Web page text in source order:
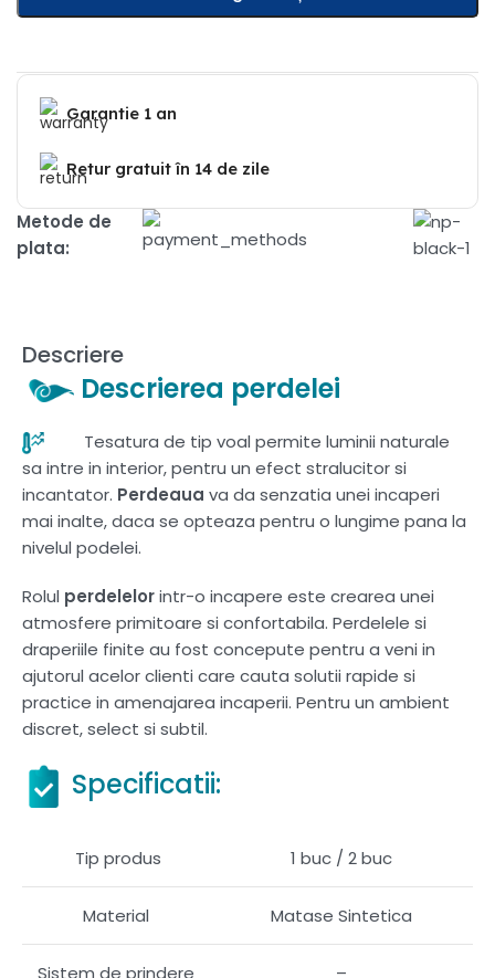
Garantie 1 an
Retur gratuit în 14 de zile
Metode de
plata:
Descriere
Descrierea perdelei
Tesatura de tip voal permite luminii naturale
sa intre in interior, pentru un efect stralucitor si
incantator. Perdeaua va da senzatia unei incaperi
mai inalte, daca se opteaza pentru o lungime pana la
nivelul podelei.
Rolul perdelelorintr-o incapere este crearea unei
atmosfere primitoare si confortabila. Perdelele si
draperiile finite au fost concepute pentru a veni in
ajutorul acelor clienti care cauta solutii rapide si
practice in amenajarea incaperii. Pentru un ambient
discret, select si subtil.
Specificatii:
Tip produs 1 buc / 2 buc
Material Matase Sintetica
Sistem de prindere –